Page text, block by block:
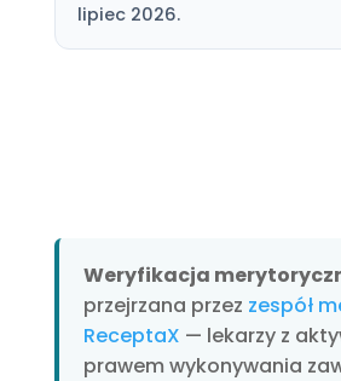
lipiec 2026.
Weryfikacja
przejrzana przez zespół
ReceptaX — lekarzy z
prawem wykonywania